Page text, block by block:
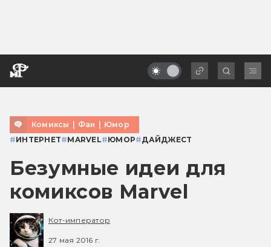
Комиксы | Фан | Юмор
#ИНТЕРНЕТ#MARVEL#ЮМОР#ДАЙДЖЕСТ
Безумные идеи для
комиксов Marvel
Кот-император
27 мая 2016 г.